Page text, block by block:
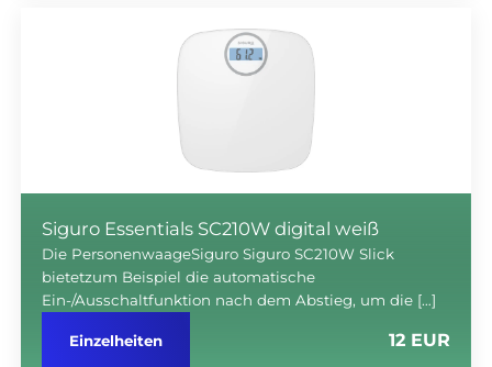
Siguro Essentials SC210W digital weiß
Die PersonenwaageSiguro Siguro SC210W Slick
bietetzum Beispiel die automatische
Ein-/Ausschaltfunktion nach dem Abstieg, um die […]
Einzelheiten 12 EUR